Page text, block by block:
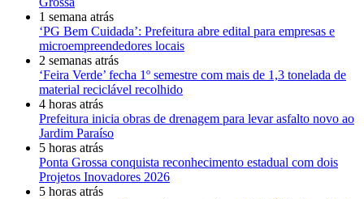
1 semana atrás
‘PG Bem Cuidada’: Prefeitura abre edital para empresas e
microempreendedores locais
2 semanas atrás
‘Feira Verde’ fecha 1º semestre com mais de 1,3 tonelada de
material reciclável recolhido
4 horas atrás
Prefeitura inicia obras de drenagem para levar asfalto novo ao
Jardim Paraíso
5 horas atrás
Ponta Grossa conquista reconhecimento estadual com dois
Projetos Inovadores 2026
5 horas atrás